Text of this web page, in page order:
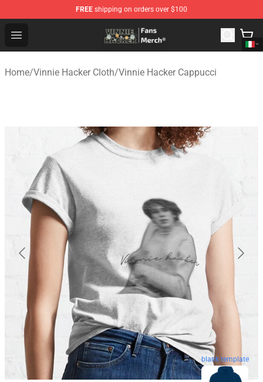
FREE shipping on orders over $100
Open menu
Vinnie Hacker Store - Official Vinnie Hacker Merchandise
Home/Vinnie Hacker Cloth/Vinnie Hacker Cappucci
blank template